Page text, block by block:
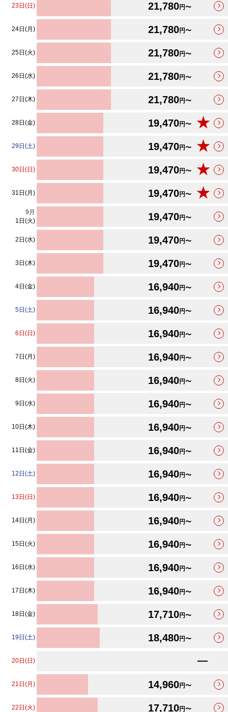
23日(日) 21,780円〜
24日(月) 21,780円〜
25日(火) 21,780円〜
26日(水) 21,780円〜
27日(木) 21,780円〜
28日(金) 19,470円〜 ★
29日(土) 19,470円〜 ★
30日(日) 19,470円〜 ★
31日(月) 19,470円〜 ★
9 月
1日(火)
19,470円〜
2日(水) 19,470円〜
3日(木) 19,470円〜
4日(金) 16,940円〜
5日(土) 16,940円〜
6日(日) 16,940円〜
7日(月) 16,940円〜
8日(火) 16,940円〜
9日(水) 16,940円〜
10日(木) 16,940円〜
11日(金) 16,940円〜
12日(土) 16,940円〜
13日(日) 16,940円〜
14日(月) 16,940円〜
15日(火) 16,940円〜
16日(水) 16,940円〜
17日(木) 16,940円〜
18日(金) 17,710円〜
19日(土) 18,480円〜
20日(日)
21日(月) 14,960円〜
22日(火) 17,710円〜